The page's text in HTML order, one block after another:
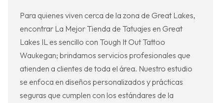
Para quienes viven cerca de la zona de Great Lakes,
encontrar La Mejor Tienda de Tatuajes en Great
Lakes IL es sencillo con Tough It Out Tattoo
Waukegan; brindamos servicios profesionales que
atienden a clientes de toda el área. Nuestro estudio
se enfoca en diseños personalizados y prácticas
seguras que cumplen con los estándares de la